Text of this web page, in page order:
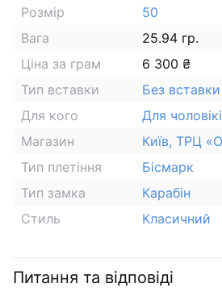
Розмір
50
Вага
25.94 гр.
Ціна за грам
6 300 ₴
Тип вставки
Без вставки
Для кого
Для
Магазин
Київ, ТРЦ
Тип плетіння
Бісмарк
Тип замка
Карабін
Стиль
Класичний
Питання та відповіді